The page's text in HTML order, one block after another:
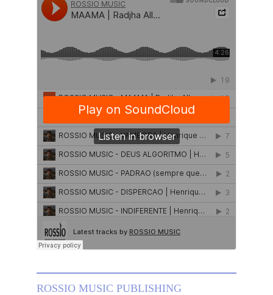
ROSSIO MUSIC PUBLISHING